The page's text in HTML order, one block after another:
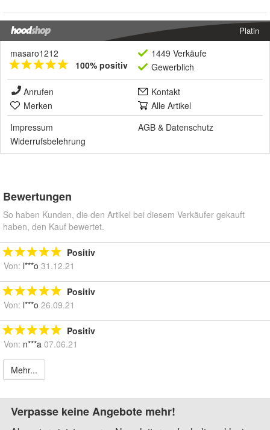
Platin
masaro1212
100% positiv
1449 Verkäufe
Gewerblich
Anrufen
Kontakt
Merken
Alle Artikel
Impressum
AGB & Datenschutz
Widerrufsbelehrung
Bewertungen
So haben Kunden, die den Artikel bei diesem Verkäufer gekauft
haben, den Kauf bewertet.
Positiv
Von: l***o 31.12.21
Positiv
Von: l***o 26.09.21
Positiv
Von: n***a 07.06.21
Mehr...
Verpasse keine Angebote mehr!